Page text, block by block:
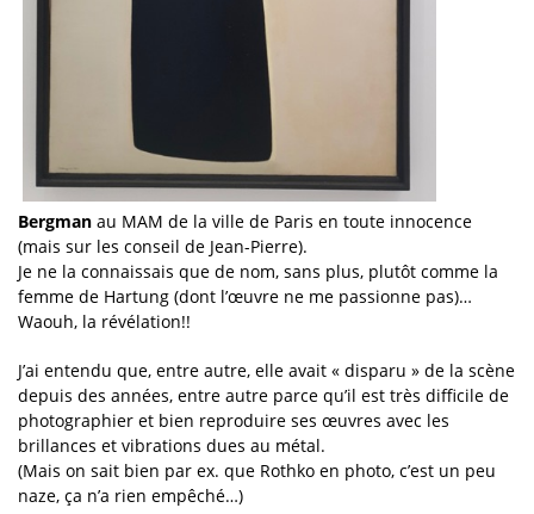
Bergman au MAM de la ville de Paris en toute innocence
(mais sur les conseil de Jean-Pierre).
Je ne la connaissais que de nom, sans plus, plutôt comme la
femme de Hartung (dont l’œuvre ne me passionne pas)…
Waouh, la révélation!!
J’ai entendu que, entre autre, elle avait « disparu » de la scène
depuis des années, entre autre parce qu’il est très difficile de
photographier et bien reproduire ses œuvres avec les
brillances et vibrations dues au métal.
(Mais on sait bien par ex. que Rothko en photo, c’est un peu
naze, ça n’a rien empêché…)